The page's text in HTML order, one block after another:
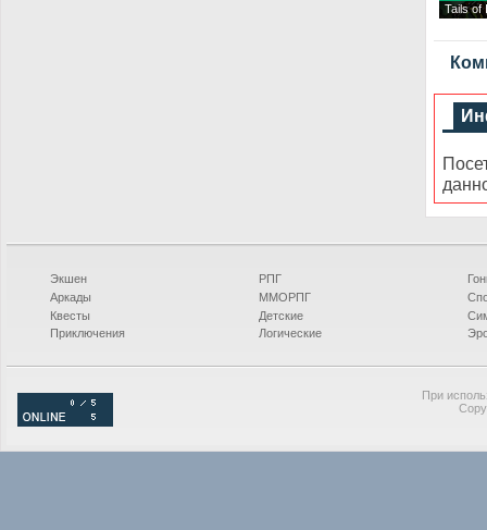
Tails of
Экшен
Аркады
Квесты
Приключения
РПГ
ММОРПГ
Детские
Логические
При